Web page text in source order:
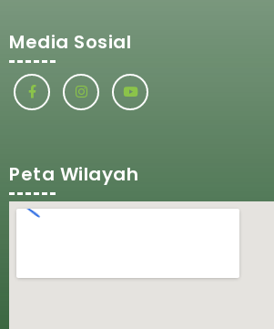
Media Sosial
Peta Wilayah